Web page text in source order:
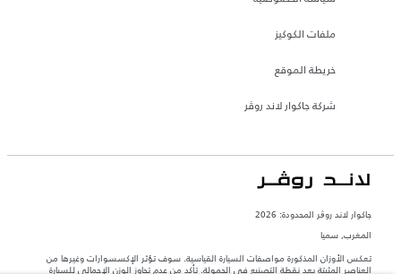
ملفات الكوكيز
خريطة الموقع
شركة جاكوار لاند روڤر
جاكوار لاند روڨر المحدودة: 2026
المغرب, سميا
تعكس الأوزان المذكورة مواصفات السيارة القياسية. سوف تؤثر الإكسسوارات وغيرها من
العناصر المثبتة بعد نقطة التصنيع في الحمولة. تأكد من عدم تجاوز الوزن الإجمالي للسيارة